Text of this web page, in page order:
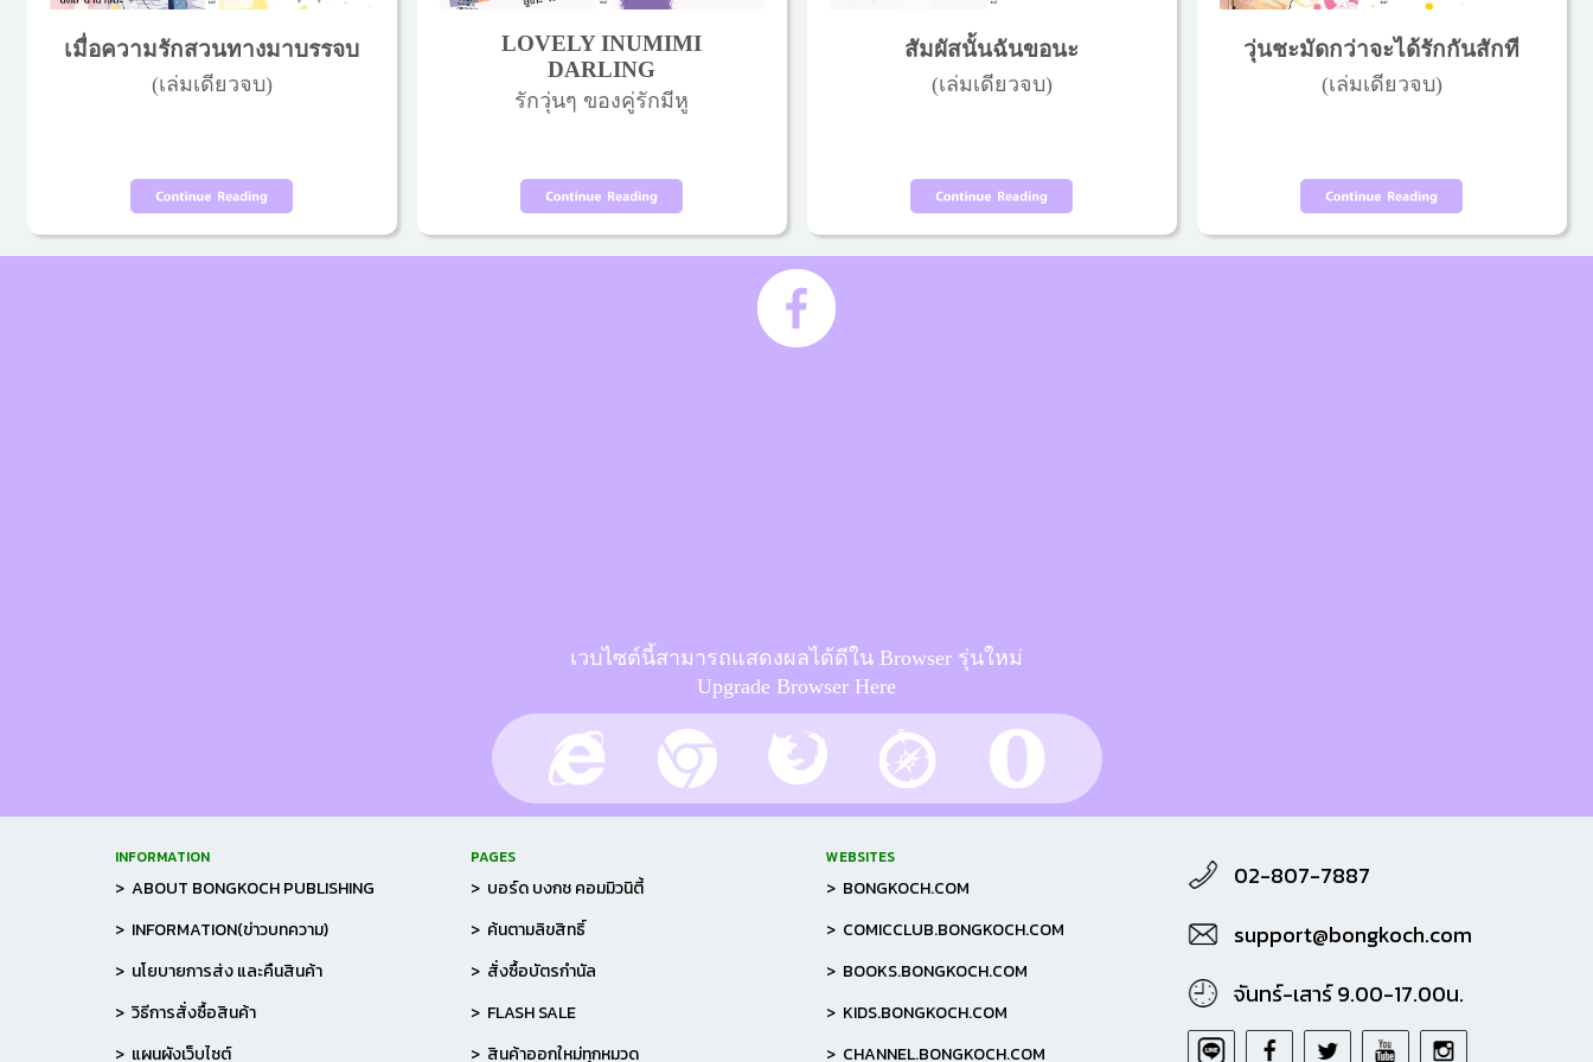
เมื่อความรักสวนทางมาบรรจบ
(เล่มเดียวจบ)
LOVELY INUMIMI
DARLING
รักวุ่นๆ ของคู่รักมีหู
สัมผัสนั้นฉันขอนะ
(เล่มเดียวจบ)
วุ่นชะมัดกว่าจะได้รักกันสักที
(เล่มเดียวจบ)
เวบไซต์นี้สามารถแสดงผลได้ดีใน Browser รุ่นใหม่
Upgrade Browser Here
INFORMATION
> ABOUT BONGKOCH PUBLISHING
> INFORMATION(ข่าวบทความ)
> นโยบายการส่ง และคืนสินค้า
> วิธีการสั่งซื้อสินค้า
> แผนผังเว็บไซต์
PAGES
> บอร์ด บงกช คอมมิวนิตี้
> ค้นตามลิขสิทธิ์
> สั่งซื้อบัตรกำนัล
> FLASH SALE
> สินค้าออกใหม่ทุกหมวด
WEBSITES
> BONGKOCH.COM
> COMICCLUB.BONGKOCH.COM
> BOOKS.BONGKOCH.COM
> KIDS.BONGKOCH.COM
> CHANNEL.BONGKOCH.COM
02-807-7887
support@bongkoch.com
จันทร์-เสาร์ 9.00-17.00น.